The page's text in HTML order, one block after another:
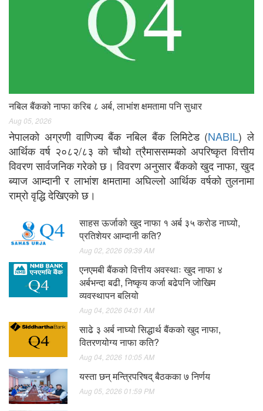
नबिल बैंकको नाफा करिब ८ अर्ब, लाभांश क्षमतामा पनि सुधार
Aug 05, 2026
नेपालको अग्रणी वाणिज्य बैंक नबिल बैंक लिमिटेड (NABIL) ले
आर्थिक वर्ष २०८२/८३ को चौथो त्रैमाससम्मको अपरिष्कृत वित्तीय
विवरण सार्वजनिक गरेको छ। विवरण अनुसार बैंकको खुद नाफा, खुद
ब्याज आम्दानी र लाभांश क्षमतामा अघिल्लो आर्थिक वर्षको तुलनामा
राम्रो वृद्धि देखिएको छ।
साहस ऊर्जाको खुद नाफा १ अर्ब ३५ करोड नाघ्यो,
प्रतिशेयर आम्दानी कति?
Aug 02, 2026 09:39 AM
एनएमबी बैंकको वित्तीय अवस्थाः खुद नाफा ४
अर्बभन्दा बढी, निष्कृय कर्जा बढेपनि जोखिम
व्यवस्थापन बलियो
Aug 04, 2026 04:01 AM
साढे ३ अर्ब नाघ्यो सिद्धार्थ बैंकको खुद नाफा,
वितरणयोग्य नाफा कति?
Aug 04, 2026 10:05 AM
यस्ता छन् मन्त्रिपरिषद् बैठकका ७ निर्णय
Aug 05, 2026 01:59 PM